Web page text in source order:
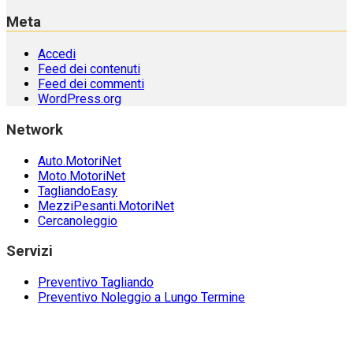
Meta
Accedi
Feed dei contenuti
Feed dei commenti
WordPress.org
Network
Auto.MotoriNet
Moto.MotoriNet
TagliandoEasy
MezziPesanti.MotoriNet
Cercanoleggio
Servizi
Preventivo Tagliando
Preventivo Noleggio a Lungo Termine